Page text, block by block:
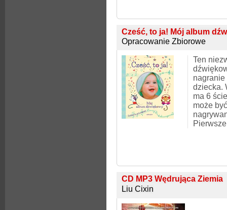
Cześć, to ja! Mój album
Opracowanie Zbiorowe
Ten
nagranie
dziecka.
ma 6
może
CD MP3 Wędrująca Ziemia
Liu Cixin